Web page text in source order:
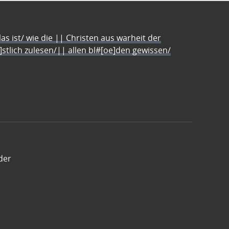
ist/ wie die || Christen aus warheit der
zulesen/|| allen bl#[oe]den gewissen/